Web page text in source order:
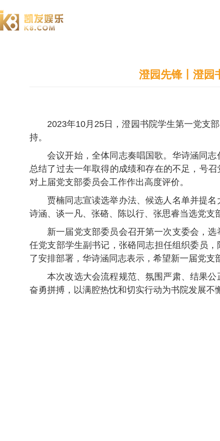
澄园先锋丨澄园
2023年10月25日，澄园书院学生第一党支
持。
会议开始，全体同志奏唱国歌。华诗涵同
总结了过去一年取得的成绩和存在的不足，号
对上届党支部委员会工作作出高度评价。
贾楠同志宣读选举办法、候选人名单并提
诗涵、谈一凡、张硌、陈以行、张思睿当选党支
新一届党支部委员会召开第一次支委会，
任党支部学生副书记，张硌同志担任组织委员
了安排部署，华诗涵同志表示，希望新一届党
本次改选大会流程规范、氛围严肃、结果
奋勇拼搏，以满腔热忱和切实行动为书院发展不